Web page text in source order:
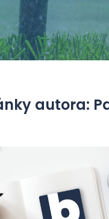
autora: